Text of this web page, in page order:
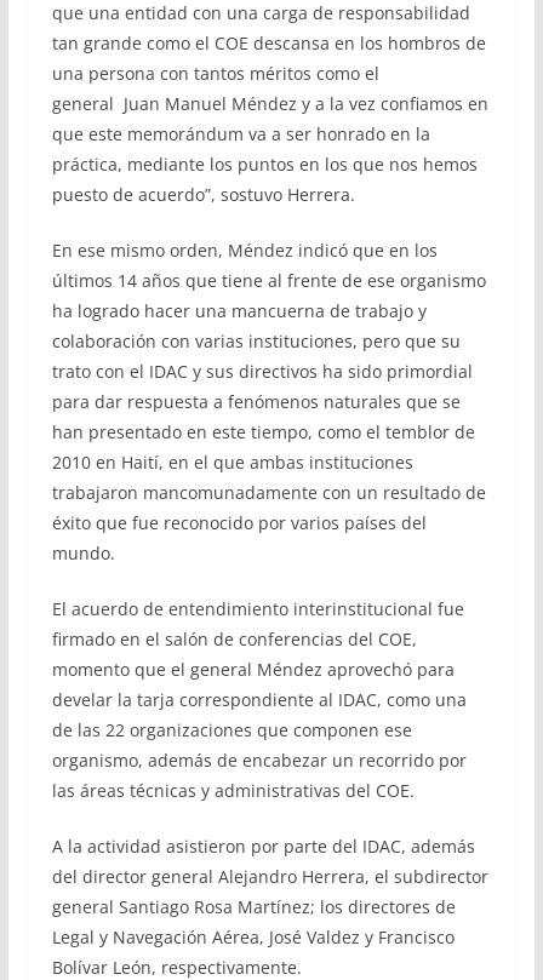
que una entidad con una carga de responsabilidad
tan grande como el COE descansa en los hombros de
una persona con tantos méritos como el
general Juan Manuel Méndez y a la vez confiamos en
que este memorándum va a ser honrado en la
práctica, mediante los puntos en los que nos hemos
puesto de acuerdo”, sostuvo Herrera.
En ese mismo orden, Méndez indicó que en los
últimos 14 años que tiene al frente de ese organismo
ha logrado hacer una mancuerna de trabajo y
colaboración con varias instituciones, pero que su
trato con el IDAC y sus directivos ha sido primordial
para dar respuesta a fenómenos naturales que se
han presentado en este tiempo, como el temblor de
2010 en Haití, en el que ambas instituciones
trabajaron mancomunadamente con un resultado de
éxito que fue reconocido por varios países del
mundo.
El acuerdo de entendimiento interinstitucional fue
firmado en el salón de conferencias del COE,
momento que el general Méndez aprovechó para
develar la tarja correspondiente al IDAC, como una
de las 22 organizaciones que componen ese
organismo, además de encabezar un recorrido por
las áreas técnicas y administrativas del COE.
A la actividad asistieron por parte del IDAC, además
del director general Alejandro Herrera, el subdirector
general Santiago Rosa Martínez; los directores de
Legal y Navegación Aérea, José Valdez y Francisco
Bolívar León, respectivamente.